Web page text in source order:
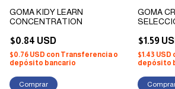
GOMA KIDY LEARN
CONCENTRATION
$0.84 USD
$0.76 USD con Transferencia o
depósito bancario
GOMA
$1.59
$1.43 USD
depósito